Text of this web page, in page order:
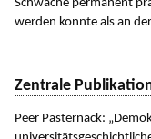
Schwäche permanent
werden konnte als an
Zentrale
Peer Pasternack: